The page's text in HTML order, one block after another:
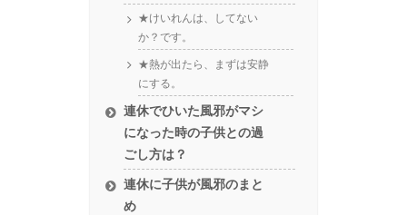
★けいれんは、してない
か？です。
★熱が出たら、まずは安静
にする。
連休でひいた風邪がマシ
になった時の子供との過
ごし方は？
連休に子供が風邪のまと
め